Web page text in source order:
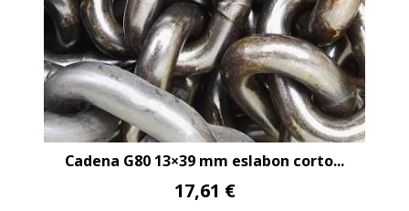
Cadena G80 13×39 mm eslabon corto...
17,61 €